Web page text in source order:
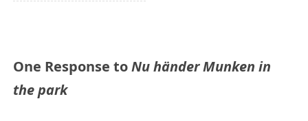
One Response toNu händer Munken in
the park